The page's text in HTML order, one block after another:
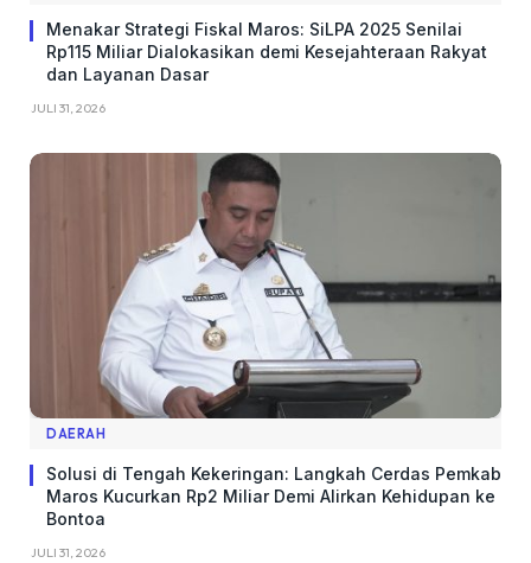
Menakar Strategi Fiskal Maros: SiLPA 2025 Senilai
Rp115 Miliar Dialokasikan demi Kesejahteraan Rakyat
dan Layanan Dasar
JULI 31, 2026
DAERAH
Solusi di Tengah Kekeringan: Langkah Cerdas Pemkab
Maros Kucurkan Rp2 Miliar Demi Alirkan Kehidupan ke
Bontoa
JULI 31, 2026